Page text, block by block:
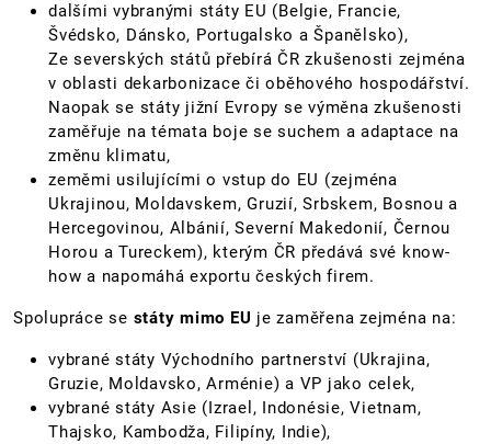
dalšími vybranými státy EU (Belgie, Francie,
Švédsko, Dánsko, Portugalsko a Španělsko),
Ze severských států přebírá ČR zkušenosti zejména
v oblasti dekarbonizace či oběhového hospodářství.
Naopak se státy jižní Evropy se výměna zkušenosti
zaměřuje na témata boje se suchem a adaptace na
změnu klimatu,
zeměmi usilujícími o vstup do EU (zejména
Ukrajinou, Moldavskem, Gruzií, Srbskem, Bosnou a
Hercegovinou, Albánií, Severní Makedonií, Černou
Horou a Tureckem), kterým ČR předává své know-
how a napomáhá exportu českých firem.
Spolupráce se státy mimo EU je zaměřena zejména na:
vybrané státy Východního partnerství (Ukrajina,
Gruzie, Moldavsko, Arménie) a VP jako celek,
vybrané státy Asie (Izrael, Indonésie, Vietnam,
Thajsko, Kambodža, Filipíny, Indie),